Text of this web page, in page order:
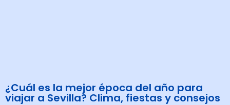
¿Cuál es la mejor época del año para
viajar a Sevilla? Clima, fiestas y consejos